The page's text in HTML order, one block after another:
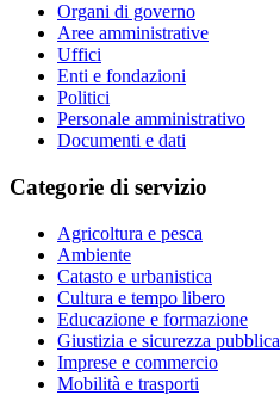
Organi di governo
Aree amministrative
Uffici
Enti e fondazioni
Politici
Personale amministrativo
Documenti e dati
Categorie di servizio
Agricoltura e pesca
Ambiente
Catasto e urbanistica
Cultura e tempo libero
Educazione e formazione
Giustizia e sicurezza pubblica
Imprese e commercio
Mobilità e trasporti